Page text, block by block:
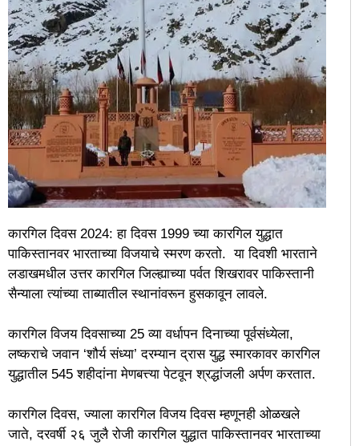
कारगिल दिवस 2024: हा दिवस 1999 च्या कारगिल युद्धात
पाकिस्तानवर भारताच्या विजयाचे स्मरण करतो. या दिवशी भारताने
लडाखमधील उत्तर कारगिल जिल्ह्याच्या पर्वत शिखरावर पाकिस्तानी
सैन्याला त्यांच्या ताब्यातील स्थानांवरून हुसकावून लावले.
कारगिल विजय दिवसाच्या 25 व्या वर्धापन दिनाच्या पूर्वसंध्येला,
लष्कराचे जवान ‘शौर्य संध्या’ दरम्यान द्रास युद्ध स्मारकावर कारगिल
युद्धातील 545 शहीदांना मेणबत्त्या पेटवून श्रद्धांजली अर्पण करतात.
कारगिल दिवस, ज्याला कारगिल विजय दिवस म्हणूनही ओळखले
जाते, दरवर्षी २६ जुलै रोजी कारगिल युद्धात पाकिस्तानवर भारताच्या